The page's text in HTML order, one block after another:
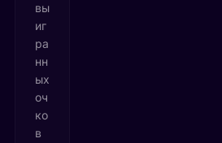
вы
иг
ра
нн
ых
оч
ко
в